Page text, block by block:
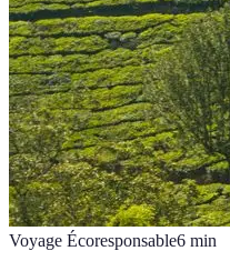
Voyage Écoresponsable6 min